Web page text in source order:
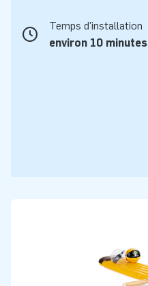
Temps d'installation
environ 10 minutes